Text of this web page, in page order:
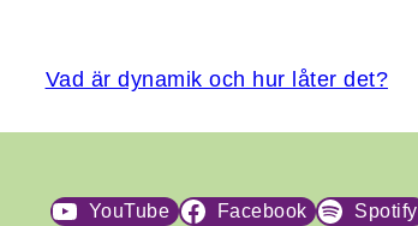
Vad är dynamik och hur låter det?
YouTube Facebook Spotify